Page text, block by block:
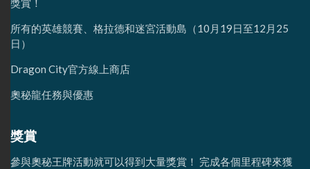
獎賞！
所有的英雄競賽、格拉德和迷宮活動島（10月19日至12月25
日）
Dragon City官方線上商店
奧秘龍任務與優惠
獎賞
參與奧秘王牌活動就可以得到大量獎賞！ 完成各個里程碑來獲